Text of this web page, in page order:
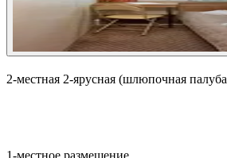
2-местная 2-ярусная (шлюпочная